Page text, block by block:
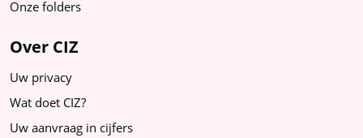
Onze folders
Over CIZ
Uw privacy
Wat doet CIZ?
Uw aanvraag in cijfers